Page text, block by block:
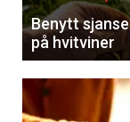
Benytt
på hvitviner